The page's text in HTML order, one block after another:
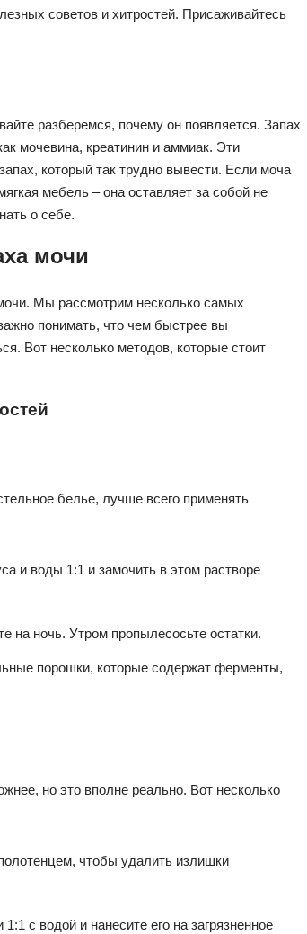
советов и хитростей. Присаживайтесь
разберемся, почему он появляется. Запах
мочевина, креатинин и аммиак. Эти
который так трудно вывести. Если моча
мебель – она оставляет за собой не
о себе.
мочи
Мы рассмотрим несколько самых
понимать, что чем быстрее вы
Вот несколько методов, которые стоит
белье, лучше всего применять
и воды 1:1 и замочить в этом растворе
на ночь. Утром пропылесосьте остатки.
порошки, которые содержат ферменты,
но это вполне реально. Вот несколько
чтобы удалить излишки
с водой и нанесите его на загрязненное